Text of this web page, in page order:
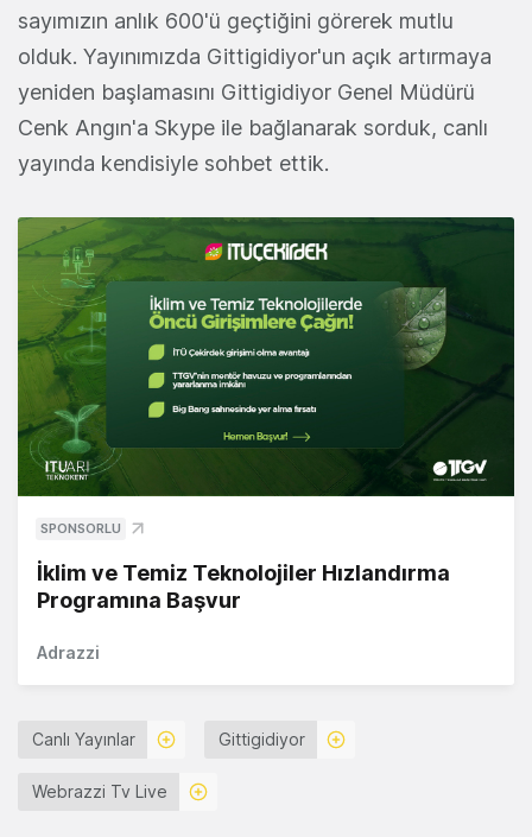
sayımızın anlık 600'ü geçtiğini görerek mutlu
olduk. Yayınımızda Gittigidiyor'un açık artırmaya
yeniden başlamasını Gittigidiyor Genel Müdürü
Cenk Angın'a Skype ile bağlanarak sorduk, canlı
yayında kendisiyle sohbet ettik.
SPONSORLU
İklim ve Temiz Teknolojiler Hızlandırma
Programına Başvur
Adrazzi
Canlı Yayınlar Gittigidiyor
Webrazzi Tv Live